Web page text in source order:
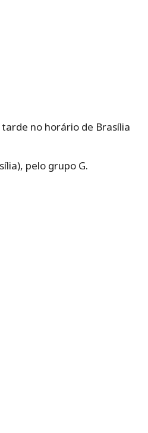
no horário de Brasília
pelo grupo G.